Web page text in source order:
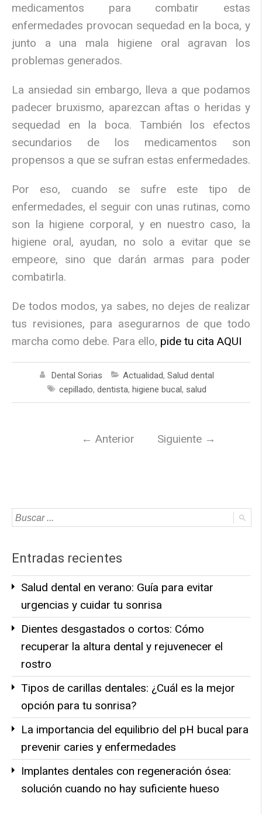
medicamentos para combatir estas
enfermedades provocan sequedad en la boca, y
junto a una mala higiene oral agravan los
problemas generados.
La ansiedad sin embargo, lleva a que podamos
padecer bruxismo, aparezcan aftas o heridas y
sequedad en la boca. También los efectos
secundarios de los medicamentos son
propensos a que se sufran estas enfermedades.
Por eso, cuando se sufre este tipo de
enfermedades, el seguir con unas rutinas, como
son la higiene corporal, y en nuestro caso, la
higiene oral, ayudan, no solo a evitar que se
empeore, sino que darán armas para poder
combatirla.
De todos modos, ya sabes, no dejes de realizar
tus revisiones, para asegurarnos de que todo
marcha como debe. Para ello, pide tu cita AQUI
Dental Sorias Actualidad, Salud dental
cepillado, dentista, higiene bucal, salud
← Anterior Siguiente →
Entradas recientes
Salud dental en verano: Guía para evitar
urgencias y cuidar tu sonrisa
Dientes desgastados o cortos: Cómo
recuperar la altura dental y rejuvenecer el
rostro
Tipos de carillas dentales: ¿Cuál es la mejor
opción para tu sonrisa?
La importancia del equilibrio del pH bucal para
prevenir caries y enfermedades
Implantes dentales con regeneración ósea:
solución cuando no hay suficiente hueso